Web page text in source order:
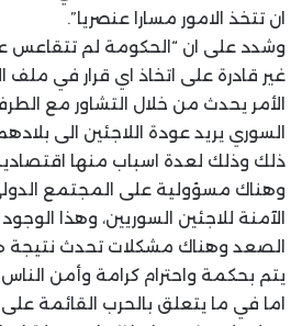
ان تتخذ الامور مسارا عنصريا”.
وشدد على ان “الحكومة لم تتقاعس
غير قادرة على اتخاذ اي قرار في ملف
الأمر يحدث من خلال التشاور مع
السوري يريد عودة اللاجئين الى
ذلك وذلك لعدة اسباب منها
وهناك مسؤولية على المجتمع
الآمنة للاجئين السوريين، وهذا
الصعد وهناك مشكلات تحدث نتيجة
يتم بحكمة واحترام كرامة وأمن
اما في ما يتعلق بالحرب القائمة على